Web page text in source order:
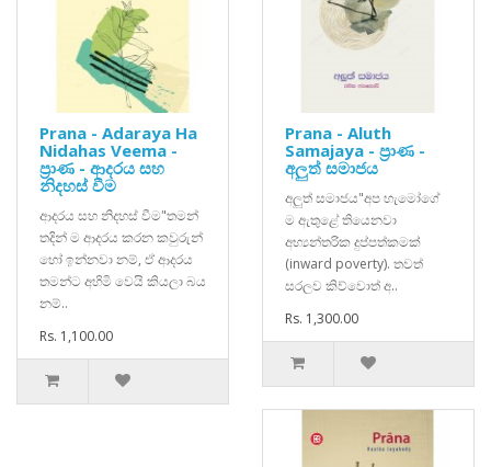
Prana - Adaraya Ha
Nidahas Veema -
ප්‍රාණ - ආදරය සහ
නිදහස් වීම
ආදරය සහ නිදහස් වීම"තමන්
තදින් ම ආදරය කරන කවුරුන්
හෝ ඉන්නවා නම්, ඒ ආදරය
තමන්ට අහිමි වෙයි කියලා බය
නම්..
Rs. 1,100.00
Prana - Aluth
Samajaya - ප්‍රාණ -
අලුත් සමාජය
අලුත් සමාජය"අප හැමෝගේ
ම ඇතුළේ තියෙනවා
අභ්‍යන්තරික දුප්පත්කමක්
(inward poverty). තවත්
සරලව කිව්වොත් අ..
Rs. 1,300.00